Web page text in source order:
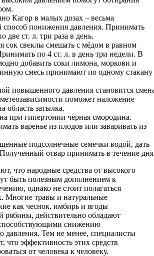
Кагор в малых дозах – весьма
понижения давления. Принимать
две ст. л. три раза в день.
сок свеклы смешать с мёдом в равном
по 4 ст. л. в день три недели. В
добавить соки лимона, моркови и
смесь принимают по одному стакану
повышенного давления становится
поможет наложение
область затылка.
при гипертонии чёрная смородина.
варенье из плодов или заваривать из
подсолнечные семечки водой, дать
отвар принимать в течение
что народные средства от высокого
быть полезным дополнением к
однако не стоит полагаться
Многие травы и натуральные
как чеснок, имбирь и ягоды
рябины, действительно обладают
снижению
давления. Тем не менее, специалисты
что эффективность этих средств
от человека к человеку.